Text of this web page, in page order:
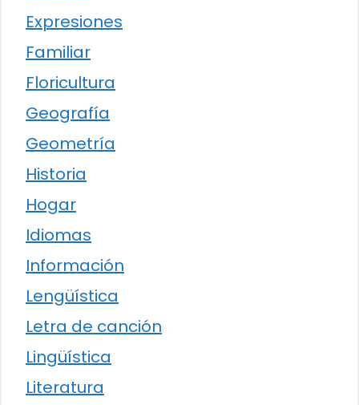
Expresiones
Familiar
Floricultura
Geografía
Geometría
Historia
Hogar
Idiomas
Información
Lengüística
Letra de canción
Lingüística
Literatura